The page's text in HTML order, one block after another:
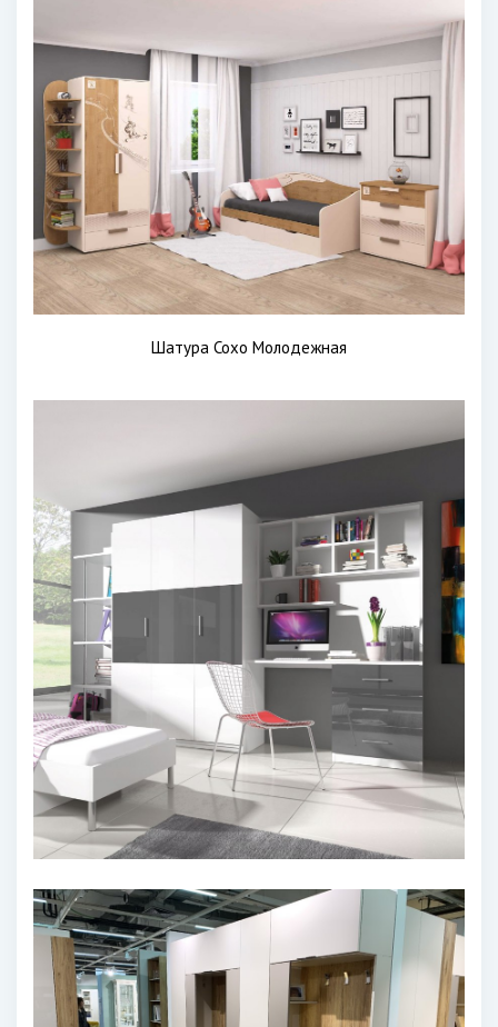
Шатура Сохо Молодежная